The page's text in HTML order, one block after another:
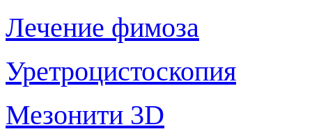
Лечение фимоза
Уретроцистоскопия
Мезонити 3D